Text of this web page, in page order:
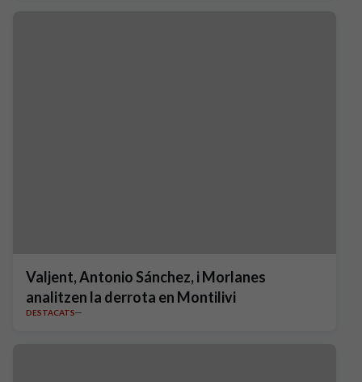
Valjent, Antonio Sánchez, i Morlanes
analitzen la derrota en Montilivi
DESTACATS